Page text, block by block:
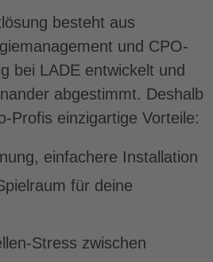
besteht aus
und CPO-
bei LADE entwickelt und
abgestimmt. Deshalb
Profis einzigartige Vorteile:
einfachere Installation
für deine
Stress zwischen